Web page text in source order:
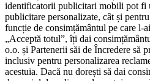
identificatorii publicitari mobili pot fi
publicitare personalizate, cât și
funcție de consimțământul pe care l-
„Acceptă totul”, îți dai
o.o. și Partenerii săi de Încredere să
inclusiv pentru personalizarea
acestuia. Dacă nu dorești să dai